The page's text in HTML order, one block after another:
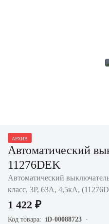
АРХИВ
Автоматический
11276DEK
Автоматический
класс, 3P, 63А, 4,5кА,
1 422 ₽
Код товара: iD-00088723